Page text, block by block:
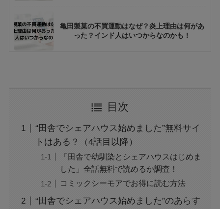
亀田製菓の不買運動はなぜ？炎上理由は何があ
った？インド人はいつからなのかも！
UCOO出会いアプリとは？使い方や評判・口コ
ミがやばい？サクラの危険性も！
セブンのホワイト生チョコアイスの値段は？カ
ロリーやいつまでかも！
目次
“田舎でシェアハウス始めました”無料サイ
トはある？（4話目以降）
「田舎で幼馴染とシェアハウスはじめま
した」全話無料で読めるか調査！
コミックシーモアでお得に読む方法
“田舎でシェアハウス始めました”のあらす